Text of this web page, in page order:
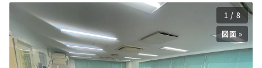
1 / 8
図面 »